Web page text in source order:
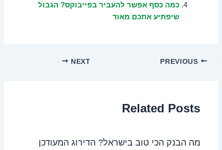
כמה כסף אפשר להעביר בפייבוקס? הגבול
שיפתיע אתכם מאוד
NEXT
Related Posts
מה הבנק הכי טוב בישראל? הדירוג המעודכן